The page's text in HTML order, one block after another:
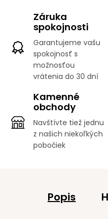
Záruka
spokojnosti
Garantujeme vašu
spokojnosť s
možnosťou
vrátenia do 30 dní
Kamenné
obchody
Navštívte tiež jednu
z našich niekoľkých
pobočiek
Popis